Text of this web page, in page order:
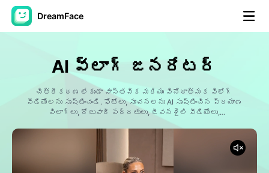
DreamFace
కృత్రిమ మేధస్సు సాధనాలు
అవతార్ వీడియో
వీడియో
AI వ్లాగ్ జనరేటర్
చిత్రీకరణ లేకుండా వాస్తవిక మరియు వినోదాత్మక విలోగ్
వీడియోలను సృష్టించండి. ఫోటోలు, సూచనలను AI సృష్టించిన ప్రయాణ
విలాగ్లు, రోజువారీ పద్దతులు, జీవనశైలి వీడియోలు,
ఉన్న వీడియోలుగా మార్చండి. డ్రీం ఫేస్ నిమిషాల్లో సంపన్నమైన,
ఆకర్షణీయమైన విలోగ్ కంటెంట్ను సృష్టించడంలో మీకు సహాయపడుతుంది.